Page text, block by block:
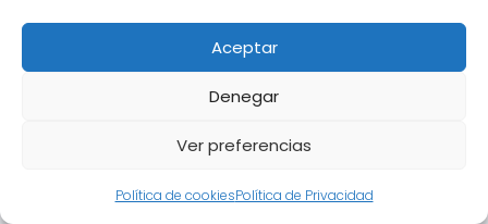
Aceptar
Denegar
Ver preferencias
Política de cookiesPolítica de Privacidad
Afecta a cualquier persona en
Vega de San Mateo que tenga o
haya tenido una hipoteca
modalidades de IRPH (Cajas,